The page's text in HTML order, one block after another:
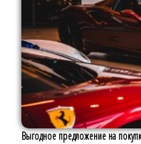
Выгодное предложение на